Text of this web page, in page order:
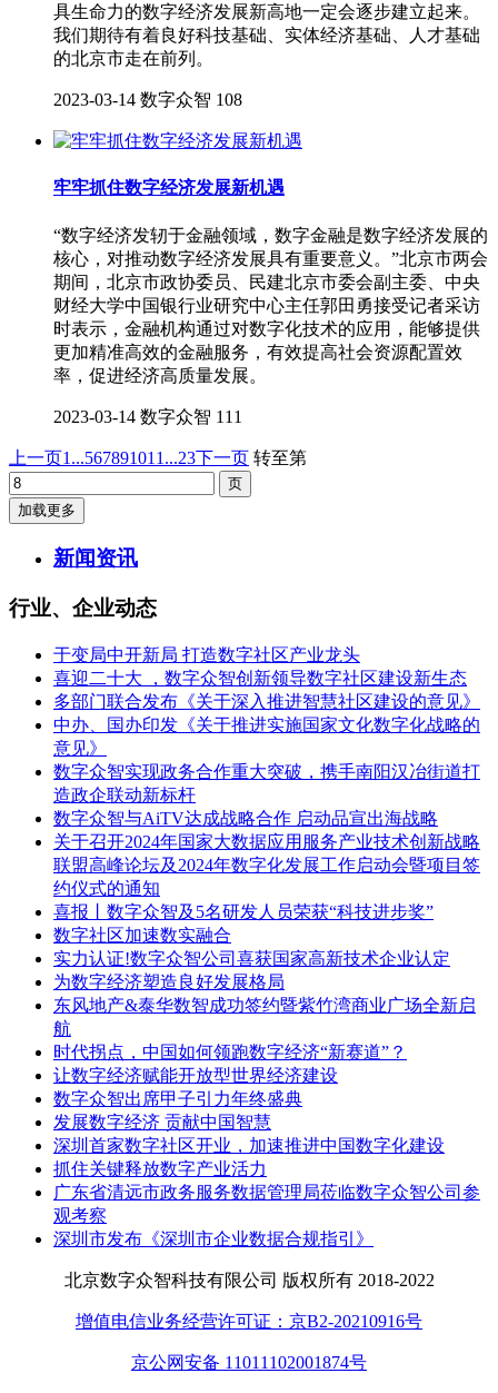
具生命力的数字经济发展新高地一定会逐步建立起来。
我们期待有着良好科技基础、实体经济基础、人才基础
的北京市走在前列。
2023-03-14 数字众智 108
牢牢抓住数字经济发展新机遇
“数字经济发轫于金融领域，数字金融是数字经济发展的
核心，对推动数字经济发展具有重要意义。”北京市两会
期间，北京市政协委员、民建北京市委会副主委、中央
财经大学中国银行业研究中心主任郭田勇接受记者采访
时表示，金融机构通过对数字化技术的应用，能够提供
更加精准高效的金融服务，有效提高社会资源配置效
率，促进经济高质量发展。
2023-03-14 数字众智 111
上一页1...567891011 ...23下一页 转至第
加载更多
新闻资讯
行业、企业动态
于变局中开新局 打造数字社区产业龙头
喜迎二十大 ，数字众智创新领导数字社区建设新生态
多部门联合发布《关于深入推进智慧社区建设的意见》
中办、国办印发《关于推进实施国家文化数字化战略的
意见》
数字众智实现政务合作重大突破，携手南阳汉冶街道打
造政企联动新标杆
数字众智与AiTV达成战略合作 启动品宣出海战略
关于召开2024年国家大数据应用服务产业技术创新战略
联盟高峰论坛及2024年数字化发展工作启动会暨项目签
约仪式的通知
喜报丨数字众智及5名研发人员荣获“科技进步奖”
数字社区加速数实融合
实力认证!数字众智公司喜获国家高新技术企业认定
为数字经济塑造良好发展格局
东风地产&泰华数智成功签约暨紫竹湾商业广场全新启
航
时代拐点，中国如何领跑数字经济“新赛道”？
让数字经济赋能开放型世界经济建设
数字众智出席甲子引力年终盛典
发展数字经济 贡献中国智慧
深圳首家数字社区开业，加速推进中国数字化建设
抓住关键释放数字产业活力
广东省清远市政务服务数据管理局莅临数字众智公司参
观考察
深圳市发布《深圳市企业数据合规指引》
北京数字众智科技有限公司 版权所有 2018-2022
增值电信业务经营许可证：京B2-20210916号
京公网安备 11011102001874号